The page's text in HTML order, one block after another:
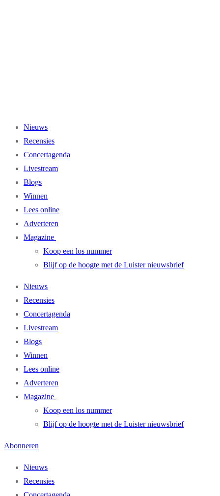
Nieuws
Recensies
Concertagenda
Livestream
Blogs
Winnen
Lees online
Adverteren
Magazine
Koop een los nummer
Blijf op de hoogte met de Luister nieuwsbrief
Nieuws
Recensies
Concertagenda
Livestream
Blogs
Winnen
Lees online
Adverteren
Magazine
Koop een los nummer
Blijf op de hoogte met de Luister nieuwsbrief
Abonneren
Nieuws
Recensies